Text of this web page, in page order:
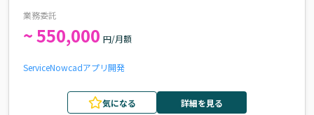
業務委託
~ 550,000 円/月額
ServiceNowcadアプリ開発
気になる 詳細を見る